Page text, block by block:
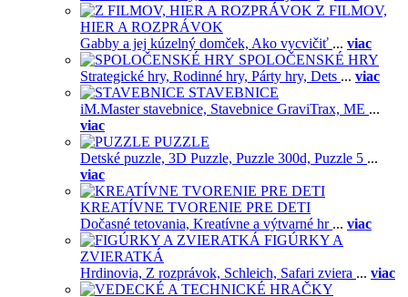
Z FILMOV,
HIER A ROZPRÁVOK
Gabby a jej kúzelný domček, Ako vycvičiť ... viac
SPOLOČENSKÉ HRY
Strategické hry, Rodinné hry, Párty hry, Dets ... viac
STAVEBNICE
iM.Master stavebnice, Stavebnice GraviTrax, ME ...
viac
PUZZLE
Detské puzzle, 3D Puzzle, Puzzle 300d, Puzzle 5 ...
viac
KREATÍVNE TVORENIE PRE DETI
Dočasné tetovania, Kreatívne a výtvarné hr ... viac
FIGÚRKY A
ZVIERATKÁ
Hrdinovia, Z rozprávok, Schleich, Safari zviera ... viac